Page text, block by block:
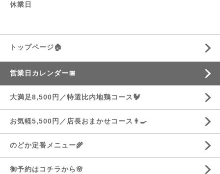
休業日
トップページ🏠
営業日カレンダー📅
大満足8,500円／特選比内地鶏コース🐓
お気軽5,500円／店長おまかせコース👨‍🍳
のどか定番メニュー🌾
御予約はコチラから🌸